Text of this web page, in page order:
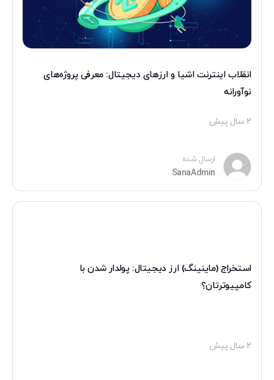
info@sanachange.com
تلفن
تماس
۳۳۷۸-۹۱۰۹-۰۲۱
انقلاب اینترنت اشیا و ارزهای دیجیتال: معرفی پروژه‌های
نوآورانه
۲ سال پیش
ارسال شده
SanaAdmin
استخراج (ماینینگ) ارز دیجیتال: پولدار شدن با
کامپیوترتان؟
۲ سال پیش